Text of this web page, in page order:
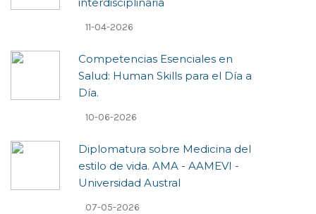
11-04-2026
Competencias Esenciales en
Salud: Human Skills para el Día a
Día.
10-06-2026
Diplomatura sobre Medicina del
estilo de vida. AMA - AAMEVI -
Universidad Austral
07-05-2026